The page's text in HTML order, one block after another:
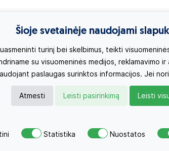
Šioje svetainėje naudojami
turinį bei skelbimus, teikti
su visuomeninės medijos, reklamavimo
paslaugas surinktos informacijos. Jei
Atmesti Leisti pasirinkimą Leisti
Statistika Nuostatos